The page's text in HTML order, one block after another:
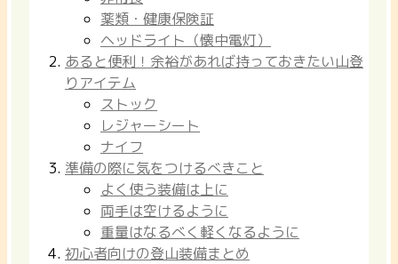
薬類・健康保険証
ヘッドライト（懐中電灯）
あると便利！余裕があれば持っておきたい山登
りアイテム
ストック
レジャーシート
ナイフ
準備の際に気をつけるべきこと
よく使う装備は上に
両手は空けるように
重量はなるべく軽くなるように
初心者向けの登山装備まとめ